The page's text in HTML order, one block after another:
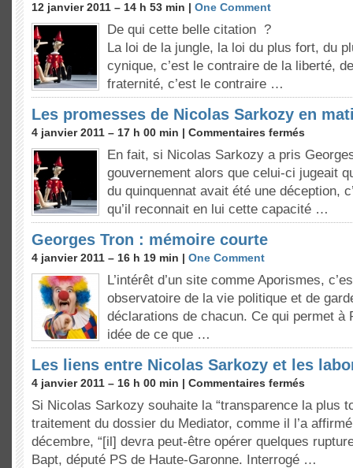
12 janvier 2011 – 14 h 53 min | One Comment
De qui cette belle citation ?
La loi de la jungle, la loi du plus fort, du
cynique, c’est le contraire de la liberté,
fraternité, c’est le contraire …
Les promesses de Nicolas Sarkozy en
4 janvier 2011 – 17 h 00 min | Commentaires fermés
En fait, si Nicolas Sarkozy a pris
gouvernement alors que celui-ci jugeait
du quinquennat avait été une déception,
qu’il reconnait en lui cette capacité …
Georges Tron : mémoire courte
4 janvier 2011 – 16 h 19 min | One Comment
L’intérêt d’un site comme Aporismes,
observatoire de la vie politique et de
déclarations de chacun. Ce qui permet à
idée de ce que …
Les liens entre Nicolas Sarkozy et les
4 janvier 2011 – 16 h 00 min | Commentaires fermés
Si Nicolas Sarkozy souhaite la “transparence la plus
traitement du dossier du Mediator, comme il l’a
décembre, “[il] devra peut-être opérer quelques
Bapt, député PS de Haute-Garonne. Interrogé …